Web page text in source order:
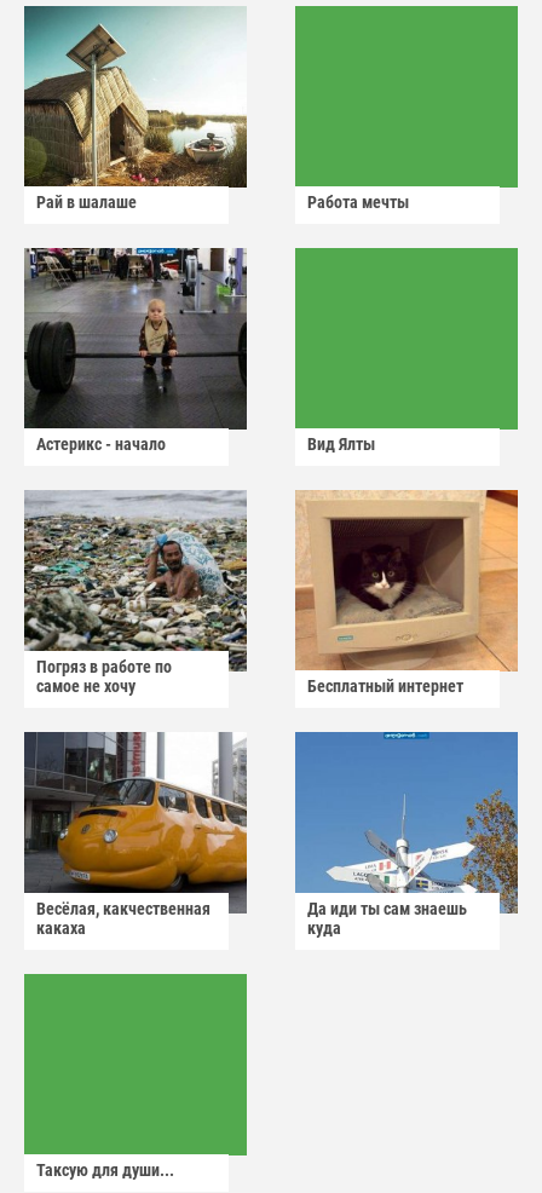
Рай в шалаше Работа мечты
Астерикс - начало Вид Ялты
Погряз в работе по
самое не хочу
Бесплатный интернет
Весёлая, какчественная
какаха
Да иди ты сам знаешь
куда
Таксую для души...